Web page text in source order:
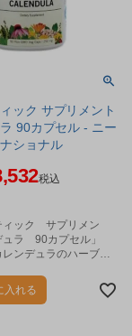
ック サプリメント
90カプセル - ニー
ショナル
税込
ィック サプリメン
ラ 90カプセル」
ンデュラのハーブ加
入れる